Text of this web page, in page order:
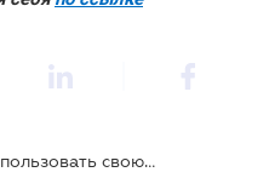
Может ли физическое лицо использовать свою КЭП для подачи электронной отчетности как ФОП?